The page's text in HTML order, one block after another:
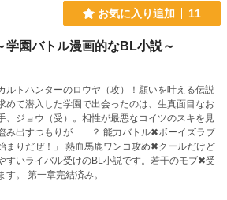
お気に入り追加 11
学園バトル漫画的なBL小説～
ルトハンターのロウヤ（攻）！願いを叶える伝説
めて潜入した学園で出会ったのは、生真面目なお
、ジョウ（受）。相性が最悪なコイツのスキを見
み出すつもりが……？ 能力バトル✖ボーイズラブ
血馬鹿ワンコ攻め✖クールだけど
すいライバル受けのBL小説です。若干のモブ✖受
す。 第一章完結済み。